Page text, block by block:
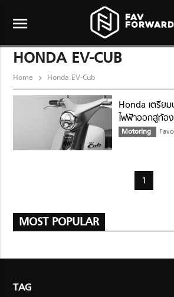
menu
HONDA EV-CUB
Home Honda EV-Cub
Honda เตรีย
ไฟฟ้าออกสู่ท้อ
Motoring
1
MOST POPULAR
TAG